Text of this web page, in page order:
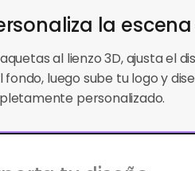
al lienzo 3D, ajusta el
fondo, luego sube tu logo y
personalizado.